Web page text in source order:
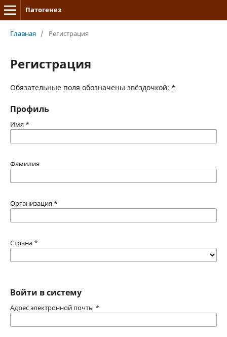
Патогенез
Главная / Регистрация
Регистрация
Обязательные поля обозначены звёздочкой: *
Профиль
Имя *
Фамилия
Организация *
Страна *
Войти в систему
Адрес электронной почты *